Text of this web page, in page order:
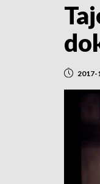
2017-